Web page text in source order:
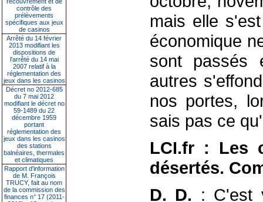
contrôle des
prélèvements
spécifiques aux jeux
de casinos
Arrêté du 14 février
2013 modifiant les
dispositions de
l'arrêté du 14 mai
2007 relatif à la
réglementation des
jeux dans les casinos
Décret no 2012-685
du 7 mai 2012
modifiant le décret no
59-1489 du 22
décembre 1959
portant
réglementation des
jeux dans les casinos
des stations
balnéaires, thermales
et climatiques
Rapport d'information
de M. François
TRUCY, fait au nom
de la commission des
finances n° 17 (2011-
mais elle
économique
sont passés
autres
nos portes,
sais pas ce
LCI.fr : Les
désertés.
D. D. : C'est